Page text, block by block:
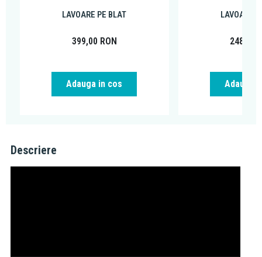
LAVOARE PE BLAT
399,00 RON
Adauga in cos
LAVOARE
248,00
Adauga
Descriere